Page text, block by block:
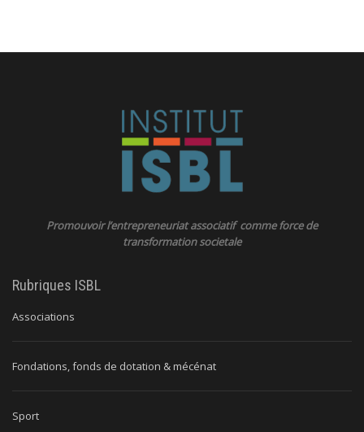
Promouvoir l’entrepreneuriat associatif comme force de
transformation societale
Rubriques ISBL
Associations
Fondations, fonds de dotation & mécénat
Sport